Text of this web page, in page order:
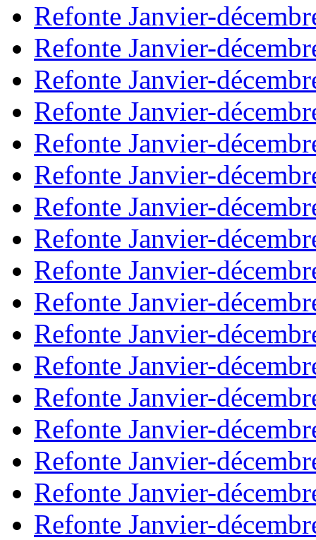
Refonte Janvier-
Refonte Janvier-
Refonte Janvier-
Refonte Janvier-
Refonte Janvier-
Refonte Janvier-
Refonte Janvier-
Refonte Janvier-
Refonte Janvier-
Refonte Janvier-
Refonte Janvier-
Refonte Janvier-
Refonte Janvier-
Refonte Janvier-
Refonte Janvier-
Refonte Janvier-
Refonte Janvier-